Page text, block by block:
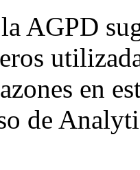
AGPD
en
de